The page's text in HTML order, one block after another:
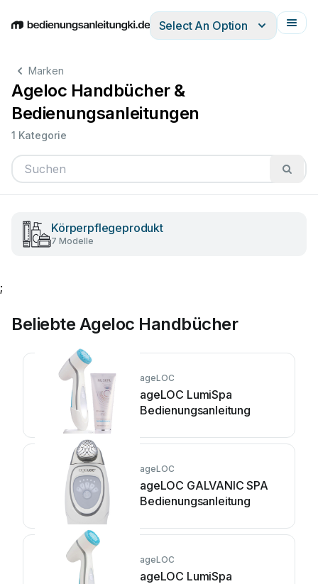
EnglishDeutschEspañolItalianoFrançais
Select An Option
Marken
Ageloc Handbücher &
Bedienungsanleitungen
1 Kategorie
Körperpflegeprodukt
7 Modelle
;
Beliebte Ageloc Handbücher
ageLOC
ageLOC LumiSpa
Bedienungsanleitung
ageLOC
ageLOC GALVANIC SPA
Bedienungsanleitung
ageLOC
ageLOC LumiSpa